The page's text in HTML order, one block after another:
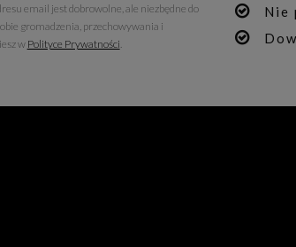
Nie
email jest dobrowolne, ale niezbędne do
gromadzenia, przechowywania i
w Polityce Prywatności